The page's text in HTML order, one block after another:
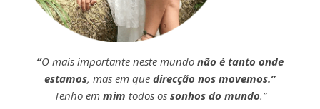
“O mais importante neste mundo não é tanto onde
estamos, mas em que direcção nos movemos.”
Tenho em mim todos ossonhos do mundo.”